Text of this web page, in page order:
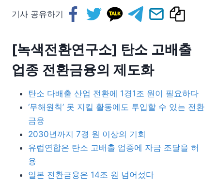
기사 공유하기
[녹색전환연구소] 탄소 고배출
업종 전환금융의 제도화
탄소 다배출 산업 전환에 1경1조 원이 필요하다
‘무해원칙’ 못 지킬 활동에도 투입할 수 있는 전환
금융
2030년까지 7경 원 이상의 기회
유럽연합은 탄소 고배출 업종에 자금 조달을 허
용
일본 전환금융은 14조 원 넘어섰다